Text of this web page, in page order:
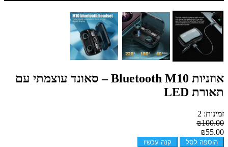
אוזניות Bluetooth M10 – סאונד עוצמתי עם
תאורת LED
זמינות: 2
₪100.00
₪55.00
הוספה לסל קנה עכשיו